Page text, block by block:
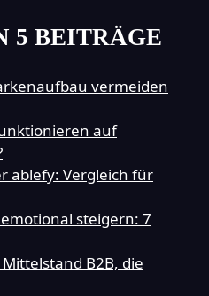
5 BEITRÄGE
vermeiden
auf
ablefy: Vergleich für
steigern: 7
B2B, die